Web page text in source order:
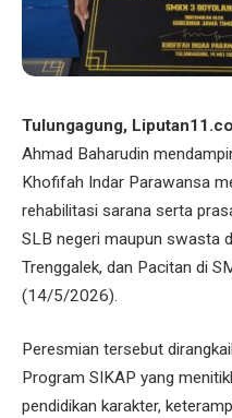
Tulungagung,
Ahmad Baharudin
Khofifah Indar Parawansa
rehabilitasi sarana serta
SLB negeri maupun swasta
Trenggalek, dan Pacitan di
(14/5/2026).
Peresmian tersebut
Program SIKAP yang
pendidikan karakter,